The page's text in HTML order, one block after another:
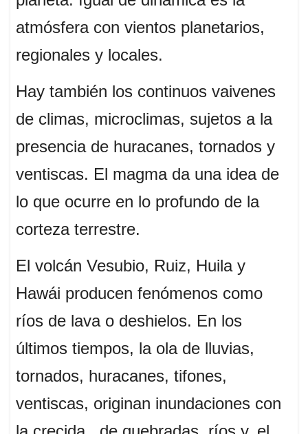
atmósfera con vientos planetarios,
regionales y locales.
Hay también los continuos vaivenes
de climas, microclimas, sujetos a la
presencia de huracanes, tornados y
ventiscas. El magma da una idea de
lo que ocurre en lo profundo de la
corteza terrestre.
El volcán Vesubio, Ruiz, Huila y
Hawái producen fenómenos como
ríos de lava o deshielos. En los
últimos tiempos, la ola de lluvias,
tornados, huracanes, tifones,
ventiscas, originan inundaciones con